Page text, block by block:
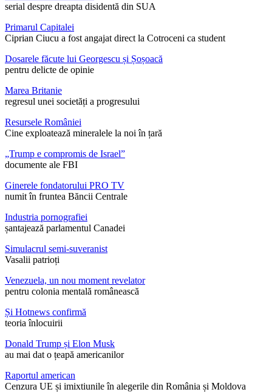
serial despre dreapta disidentă din SUA
Primarul Capitalei
Ciprian Ciucu a fost angajat direct la Cotroceni ca student
Dosarele făcute lui Georgescu și Șoșoacă
pentru delicte de opinie
Marea Britanie
regresul unei societăți a progresului
Resursele României
Cine exploatează mineralele la noi în țară
„Trump e compromis de Israel”
documente ale FBI
Ginerele fondatorului PRO TV
numit în fruntea Băncii Centrale
Industria pornografiei
șantajează parlamentul Canadei
Simulacrul semi-suveranist
Vasalii patrioți
Venezuela, un nou moment revelator
pentru colonia mentală românească
Și Hotnews confirmă
teoria înlocuirii
Donald Trump și Elon Musk
au mai dat o țeapă americanilor
Raportul american
Cenzura UE și imixtiunile în alegerile din România și Moldova